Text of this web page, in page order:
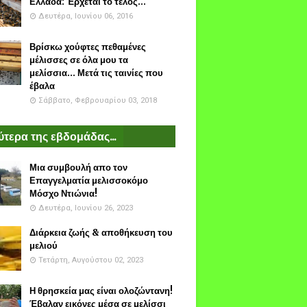
Δευτέρα, Ιουνίου 06, 2016
Βρίσκω χούφτες πεθαμένες
μέλισσες σε όλα μου τα
μελίσσια... Μετά τις ταινίες που
έβαλα
Σάββατο, Φεβρουαρίου 03, 2018
της εβδομάδας...
Μια συμβουλή απο τον
Επαγγελματία μελισσοκόμο
Μόσχο Ντιώνια!
Δευτέρα, Ιουνίου 26, 2023
Διάρκεια ζωής & αποθήκευση του
μελιού
Τετάρτη, Αυγούστου 02, 2023
Η θρησκεία μας είναι ολοζώντανη!
Έβαλαν εικόνες μέσα σε μελίσσι